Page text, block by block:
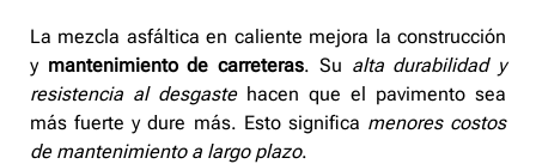
La mezcla asfáltica en caliente mejora la construcción
y mantenimiento de carreteras. Su alta durabilidad y
resistencia al desgastehacen que el pavimento sea
más fuerte y dure más. Esto significa menores costos
de mantenimiento a largo plazo.